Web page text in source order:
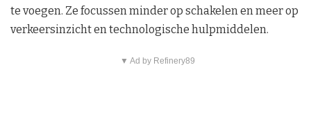
te voegen. Ze focussen minder op schakelen en meer op
verkeersinzicht en technologische hulpmiddelen.
▼ Ad by Refinery89